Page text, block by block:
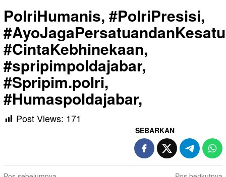
PolriHumanis, #PolriPresisi,
#CintaKebhinekaan,
#spripimpoldajabar,
#Spripim.polri,
#Humaspoldajabar,
Post Views: 171
SEBARKAN